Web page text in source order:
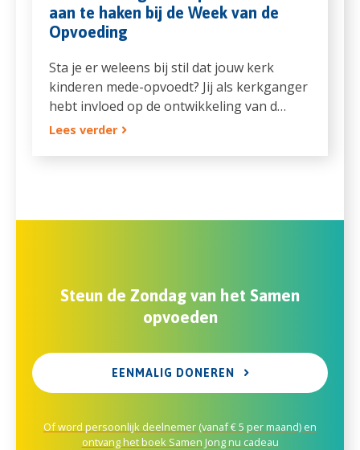
aan te haken bij de Week van de
Opvoeding
Sta je er weleens bij stil dat jouw kerk
kinderen mede-opvoedt? Jij als kerkganger
hebt invloed op de ontwikkeling van d…
Lees verder
Steun de Zondag van het Samen
opvoeden
EENMALIG DONEREN
Of word persoonlijk deelnemer (vanaf € 5 per maand) en
ontvang het boek Samen Jong nu cadeau